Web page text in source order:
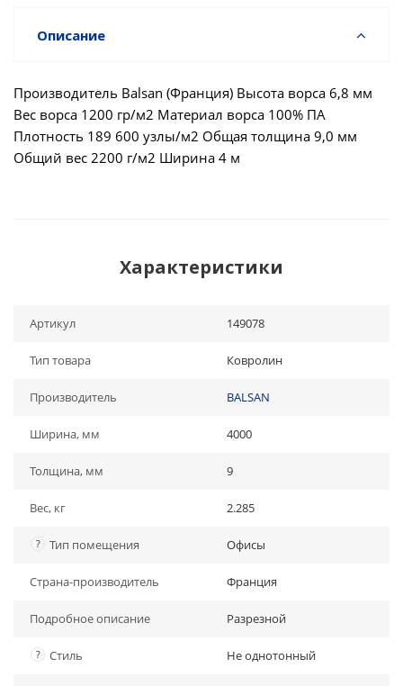
Описание
Производитель Balsan (Франция) Высота ворса 6,8 мм
Вес ворса 1200 гр/м2 Материал ворса 100% ПА
Плотность 189 600 узлы/м2 Общая толщина 9,0 мм
Общий вес 2200 г/м2 Ширина 4 м
Характеристики
Артикул 149078
Тип товара Ковролин
Производитель BALSAN
Ширина, мм 4000
Толщина, мм 9
Вес, кг 2.285
? Тип помещения Офисы
Страна-производитель Франция
Подробное описание Разрезной
? Стиль Не однотонный